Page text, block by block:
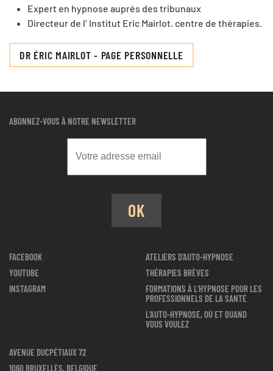
Expert en hypnose auprès des tribunaux
Directeur de l’ Institut Eric Mairlot. centre de thérapies.
DR ÉRIC MAIRLOT - PAGE PERSONNELLE
ABONNEZ-VOUS À NOTRE NEWSLETTER
OK
FACEBOOK
YOUTUBE
INSTAGRAM
ATELIERS D'AUTO-HYPNOSE
THÉRAPIES BRÈVES
FORMATIONS À L'HYPNOSE POUR LES
PROFESSIONNELS DE LA SANTÉ
L'AUTO-HYPNOSE, OÙ ET QUAND
VOUS VOULEZ
AVENUE DUCPÉTIAUX 72
1060 BRUXELLES, BELGIQUE